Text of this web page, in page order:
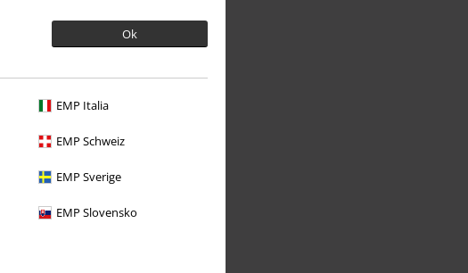
Ok
EMP Italia
EMP Schweiz
EMP Sverige
EMP Slovensko